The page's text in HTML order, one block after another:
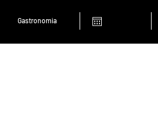
Gastronomia